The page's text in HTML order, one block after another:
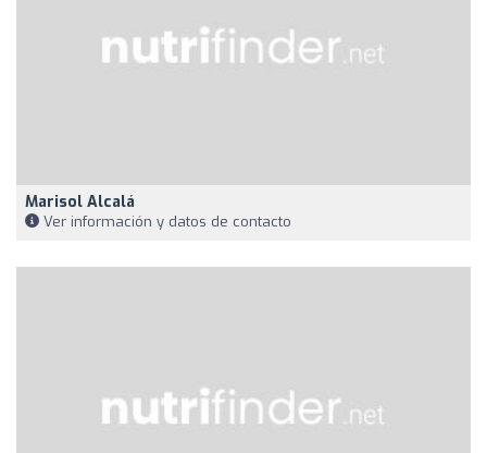
Marisol Alcalá
Ver información y datos de contacto